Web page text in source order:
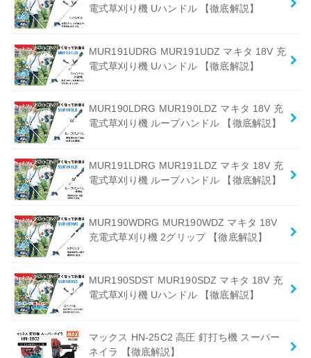
電式草刈り機 Uハンドル 【徹底解説】
MUR191UDRG MUR191UDZ マキタ 18V 充
電式草刈り機 Uハンドル 【徹底解説】
MUR190LDRG MUR190LDZ マキタ 18V 充
電式草刈り機 ループハンドル 【徹底解説】
MUR191LDRG MUR191LDZ マキタ 18V 充
電式草刈り機 ループハンドル 【徹底解説】
MUR190WDRG MUR190WDZ マキタ 18V
充電式草刈り機 2グリップ 【徹底解説】
MUR190SDST MUR190SDZ マキタ 18V 充
電式草刈り機 Uハンドル 【徹底解説】
マックス HN-25C2 高圧 釘打ち機 スーパー
ネイラ 【徹底解説】